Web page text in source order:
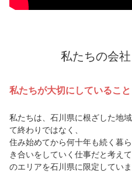
私たちの会
私たちが大切にしていること
私たちは、石川県に根ざした地
て終わりではなく、
住み始めてから何十年も続く暮
き合いをしていく仕事だと考え
のエリアを石川県に限定していま